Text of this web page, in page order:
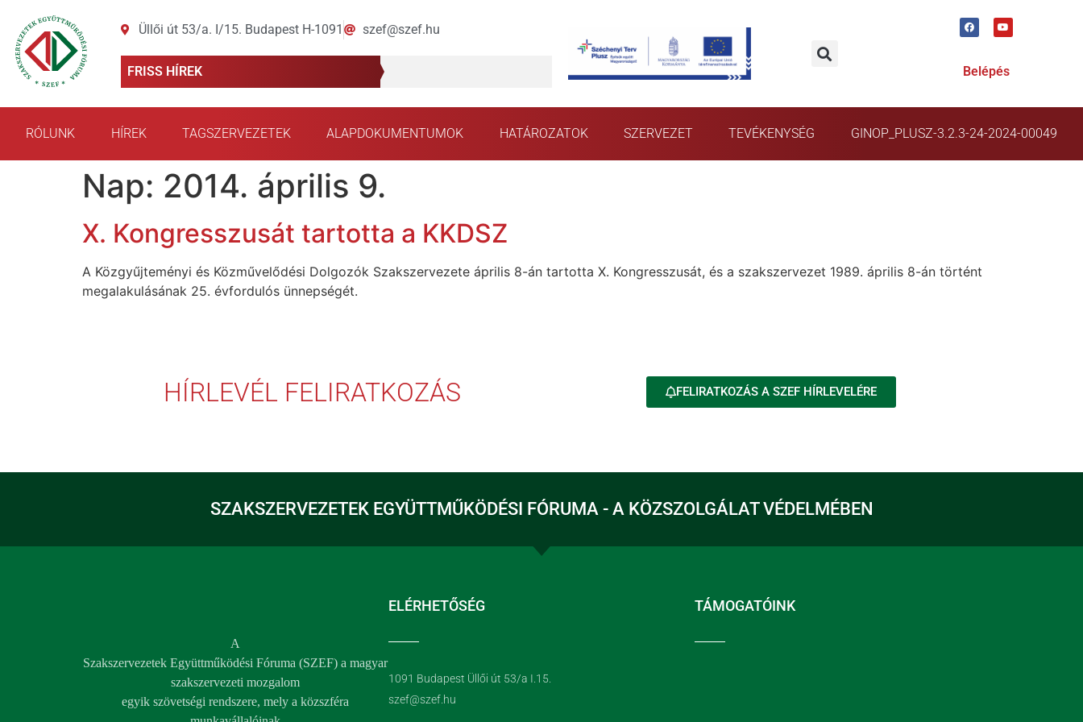
Üllői út 53/a. I/15. Budapest H-1091 szef@szef.hu
FRISS HÍREK Belépés
RÓLUNK HÍREK TAGSZERVEZETEK ALAPDOKUMENTUMOK HATÁROZATOK SZERVEZET TEVÉKENYSÉG GINOP_PLUSZ-3.2.3-24-2024-00049
Nap: 2014. április 9.
X. Kongresszusát tartotta a KKDSZ
A Közgyűjteményi és Közművelődési Dolgozók Szakszervezete április 8-án tartotta X. Kongresszusát, és a szakszervezet 1989. április 8-án történt
megalakulásának 25. évfordulós ünnepségét.
HÍRLEVÉL FELIRATKOZÁS FELIRATKOZÁS A SZEF HÍRLEVELÉRE
SZAKSZERVEZETEK EGYÜTTMŰKÖDÉSI FÓRUMA - A KÖZSZOLGÁLAT VÉDELMÉBEN
A
Szakszervezetek Együttműködési Fóruma (SZEF) a magyar
szakszervezeti mozgalom
egyik szövetségi rendszere, mely a közszféra
ELÉRHETŐSÉG
1091 Budapest Üllői út 53/a I.15.
szef@szef.hu
TÁMOGATÓINK